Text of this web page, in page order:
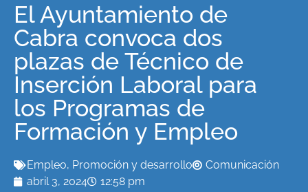
El Ayuntamiento de
Cabra convoca dos
plazas de Técnico de
Inserción Laboral para
los Programas de
Formación y Empleo
Empleo, Promoción y desarrollo
Comunicación
abril 3, 2024
12:58 pm